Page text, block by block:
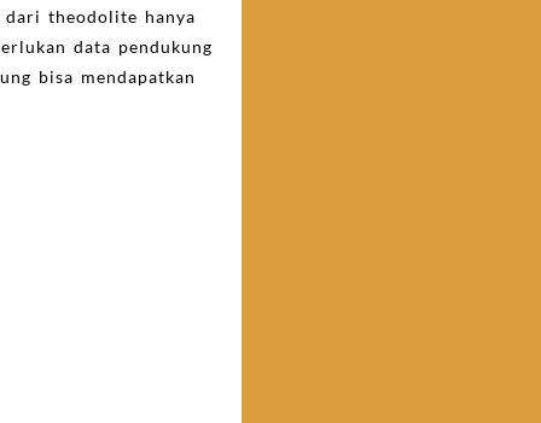
dari theodolite hanya
data pendukung
bisa mendapatkan